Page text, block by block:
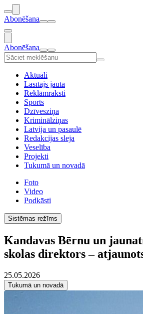
Abonēšana
Abonēšana
Aktuāli
Lasītājs jautā
Reklāmraksti
Sports
Dzīvesziņa
Kriminālziņas
Latvija un pasaulē
Redakcijas sleja
Veselība
Projekti
Tukumā un novadā
Foto
Video
Podkāsti
Sistēmas režīms
Kandavas Bērnu un
skolas direktors –
25.05.2026
Tukumā un novadā